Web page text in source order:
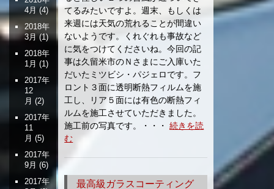
てるみたいですよ。週末、もしくは
来週には天気の荒れることが間違い
ないようです。くれぐれも事故など
に気をつけてくださいね。今回の記
事は久留米市のＮさまにご入庫いた
だいたミツビシ・パジェロです。フ
ロント３面に透明断熱フィルムを施
工し、リア５面には有色の断熱フィ
ルムを施工させていただきました。
施工前の写真です。・・・続きを読
む
最高級ガラスコーティング
4月 (4)
2018年
3月(1)
2018年
1月 (1)
2017年
12
月 (2)
2017年
11
月 (5)
2017年
9月 (6)
2017年